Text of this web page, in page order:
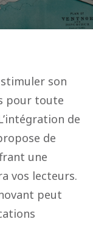
son
pour toute
de
de
une
vos lecteurs.
peut